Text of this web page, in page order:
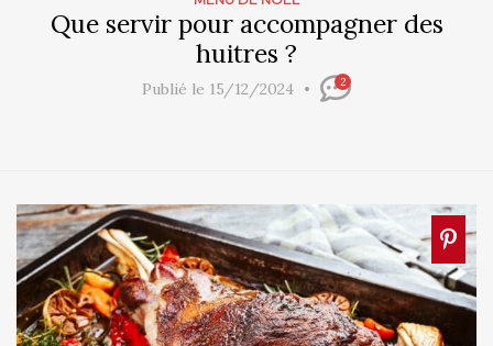
Que servir pour accompagner des
huitres ?
Publié le 15/12/2024 2